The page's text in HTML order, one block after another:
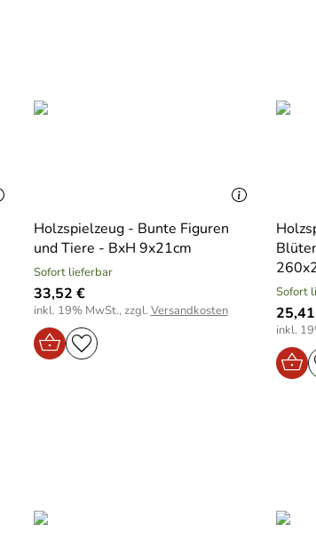
Holzspielzeug - Bunte Figuren
und Tiere - BxH 9x21cm
Sofort lieferbar
33,52 €
inkl. 19% MwSt., zzgl. Versandkosten
Sofort
inkl.